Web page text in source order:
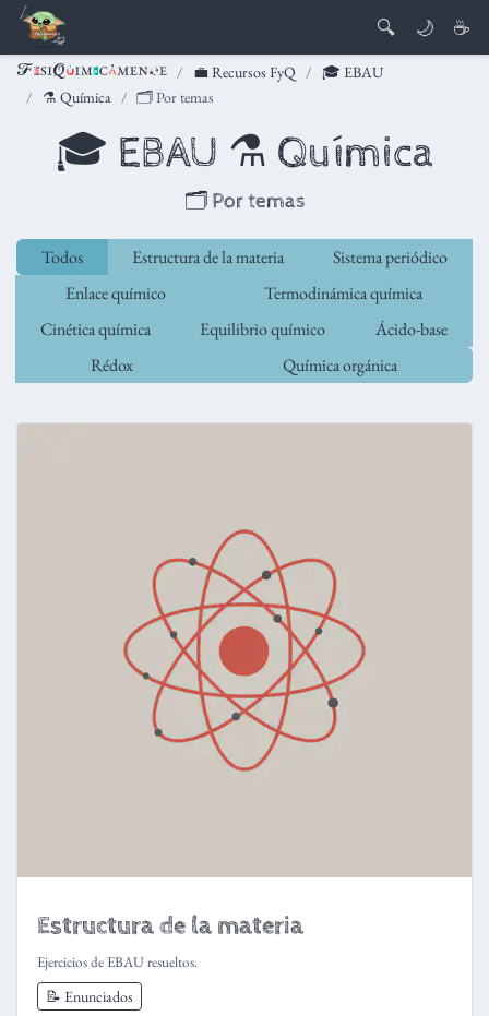
🔍 🌙 ☕
💼 Recursos FyQ
🎓 EBAU
⚗️ Química
🗂️ Por temas
🎓 EBAU ⚗️ Química
🗂️ Por temas
Todos Estructura de la materia
Sistema periódico
Enlace químico
Termodinámica química
Cinética química
Equilibrio químico
Ácido-base
Rédox
Química orgánica
Estructura de la materia
Ejercicios de EBAU resueltos.
📝 Enunciados